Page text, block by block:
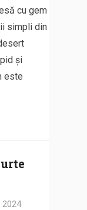
cu gem
simpli din
și
este